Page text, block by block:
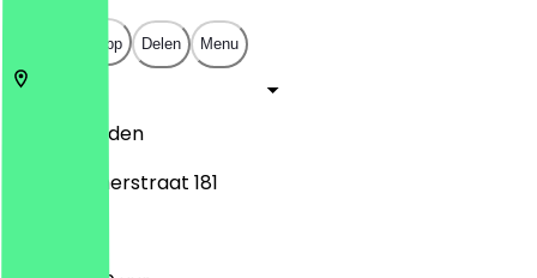
Open in app Delen Menu
Leiden
Haarlemmerstraat 181